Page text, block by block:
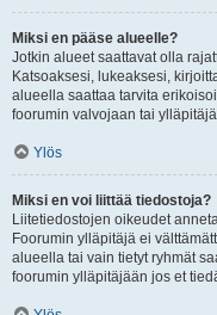
Miksi en pääse alueelle?
Jotkin alueet saattavat olla
Katsoaksesi, lukeaksesi,
alueella saattaa tarvita
foorumin valvojaan tai
Ylös
Miksi en voi liittää tiedostoja?
Liitetiedostojen oikeudet
Foorumin ylläpitäjä ei
alueella tai vain tietyt ryhmät
foorumin ylläpitäjään jos et